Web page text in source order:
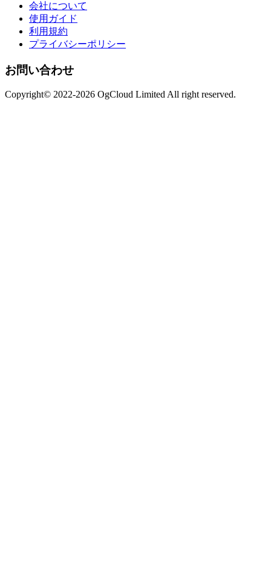
会社について
使用ガイド
利用規約
プライバシーポリシー
お問い合わせ
Copyright© 2022-2026 OgCloud Limited All right reserved.